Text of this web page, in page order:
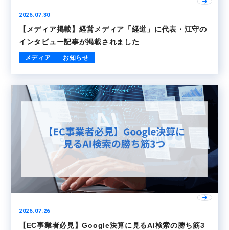
2026.07.30
【メディア掲載】経営メディア「経道」に代表・江守の
インタビュー記事が掲載されました
メディア お知らせ
2026.07.26
【EC事業者必見】Google決算に見るAI検索の勝ち筋3